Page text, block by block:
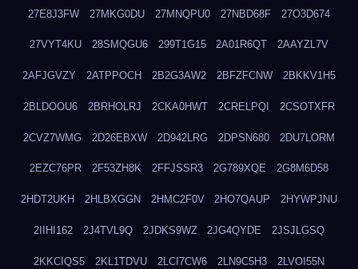
27E8J3FW 27MKG0DU 27MNQPU0 27NBD68F 27O3D674
27VYT4KU 28SMQGU6 299T1G15 2A01R6QT 2AAYZL7V
2AFJGVZY 2ATPPOCH 2B2G3AW2 2BFZFCNW 2BKKV1H5
2BLDOOU6 2BRHOLRJ 2CKA0HWT 2CRELPQI 2CSOTXFR
2CVZ7WMG 2D26EBXW 2D942LRG 2DPSN680 2DU7LORM
2EZC76PR 2F53ZH8K 2FFJSSR3 2G789XQE 2G8M6D58
2HDT2UKH 2HLBXGGN 2HMC2F0V 2HO7QAUP 2HYWPJNU
2IIHI162 2J4TVL9Q 2JDKS9WZ 2JG4QYDE 2JSJLGSQ
2KKCIQS5 2KL1TDVU 2LCI7CW6 2LN9C5H3 2LVOI55N